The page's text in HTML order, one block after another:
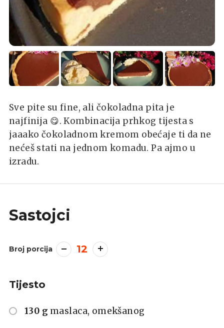
Sve pite su fine, ali čokoladna pita je
najfinija 😋. Kombinacija prhkog tijesta s
jaaako čokoladnom kremom obećaje ti da ne
nećeš stati na jednom komadu. Pa ajmo u
izradu.
Sastojci
Broj porcija 12
Tijesto
130 g maslaca, omekšanog